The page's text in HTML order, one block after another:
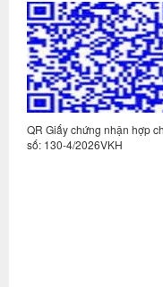
QR Giấy chứng nhận hợp
số: 130-4/2026VKH